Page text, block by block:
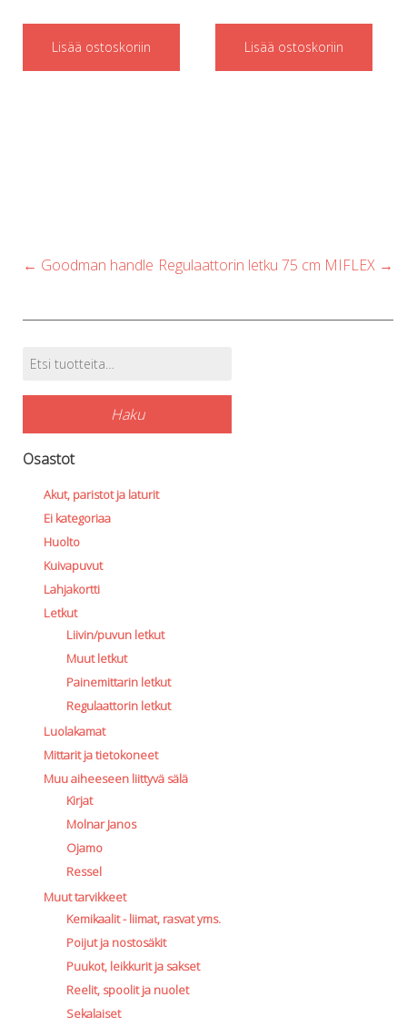
Lisää ostoskoriin Lisää ostoskoriin
Post
← Goodman handle Regulaattorin letku 75 cm MIFLEX →
Tuotehaku
Etsi:
Haku
Osastot
Akut, paristot ja laturit
Ei kategoriaa
Huolto
Kuivapuvut
Lahjakortti
Letkut
Liivin/puvun letkut
Muut letkut
Painemittarin letkut
Regulaattorin letkut
Luolakamat
Mittarit ja tietokoneet
Muu aiheeseen liittyvä sälä
Kirjat
Molnar Janos
Ojamo
Ressel
Muut tarvikkeet
Kemikaalit - liimat, rasvat yms.
Poijut ja nostosäkit
Puukot, leikkurit ja sakset
Reelit, spoolit ja nuolet
Sekalaiset